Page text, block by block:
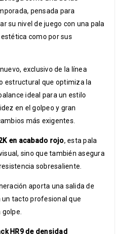
pensada para
su nivel de juego con una pala
como por sus
exclusivo de la línea
estructural que optimiza la
ideal para un estilo
en el golpeo y gran
más exigentes.
en acabado rojo, esta pala
sino que también asegura
sobresaliente.
aporta una salida de
un tacto profesional que
HR9 de densidad